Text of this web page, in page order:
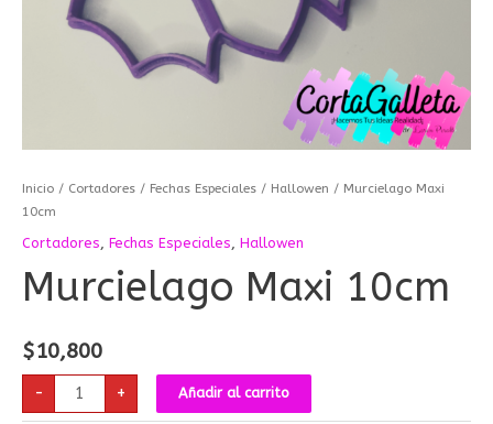
Inicio / Cortadores / Fechas Especiales / Hallowen / Murcielago Maxi
10cm
Cortadores Fechas Especiales Hallowen
Murcielago Maxi 10cm
$10,800
- + Añadir al carrito